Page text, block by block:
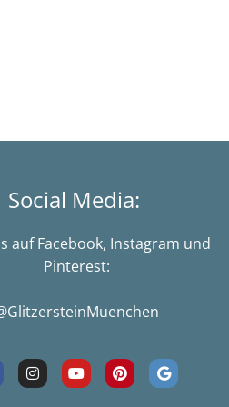
Social Media:
auf Facebook, Instagram und
Pinterest:
I
n
s
Y
o
u
P
i
n
G
o
o